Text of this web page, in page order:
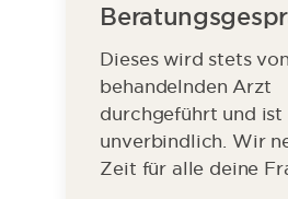
Dieses wird stets
behandelnden Arzt
durchgeführt und ist
unverbindlich. Wir
Zeit für alle deine